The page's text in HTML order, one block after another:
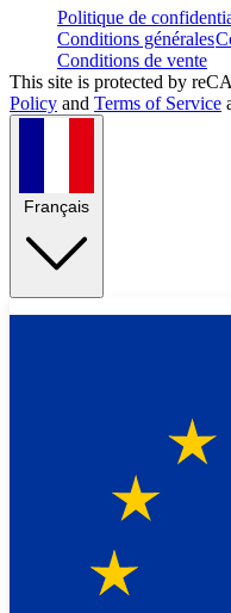
Politique de
Conditions générales
Conditions de vente
This site is protected by
Policy and Terms of Service
Français